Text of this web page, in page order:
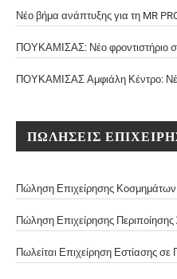
Νέο βήμα ανάπτυξης για τη MR
ΠΟΥΚΑΜΙΣΑΣ: Νέο φροντιστήριο
ΠΟΥΚΑΜΙΣΑΣ Αμφιάλη Κέντρο:
ΠΩΛΗΣΕΙΣ
Πώληση Επιχείρησης
Πώληση Επιχείρησης
Πωλείται Επιχείρηση Εστίασης σε